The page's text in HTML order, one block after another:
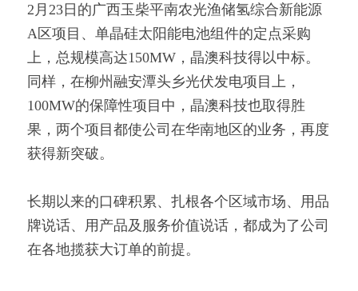
2月23日的广西玉柴平南农光渔储氢综合新能源
A区项目、单晶硅太阳能电池组件的定点采购
上，总规模高达150MW，晶澳科技得以中标。
同样，在柳州融安潭头乡光伏发电项目上，
100MW的保障性项目中，晶澳科技也取得胜
果，两个项目都使公司在华南地区的业务，再度
获得新突破。
长期以来的口碑积累、扎根各个区域市场、用品
牌说话、用产品及服务价值说话，都成为了公司
在各地揽获大订单的前提。